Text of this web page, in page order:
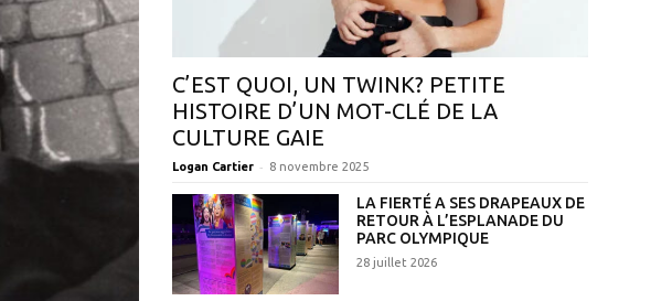
C’EST QUOI, UN TWINK? PETITE
HISTOIRE D’UN MOT-CLÉ DE LA
CULTURE GAIE
Logan Cartier - 8 novembre 2025
LA FIERTÉ A SES DRAPEAUX DE
RETOUR À L’ESPLANADE DU
PARC OLYMPIQUE
28 juillet 2026